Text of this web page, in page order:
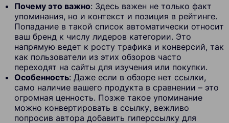
Почему это важно: Здесь важен не только факт
упоминания, но и контекст и позиция в рейтинге.
Попадание в такой список автоматически относит
ваш бренд к числу лидеров категории. Это
напрямую ведет к росту трафика и конверсий, так
как пользователи из этих обзоров часто
переходят на сайты для изучения или покупки.
Особенность: Даже если в обзоре нет ссылки,
само наличие вашего продукта в сравнении – это
огромная ценность. Позже такое упоминание
можно конвертировать в ссылку, вежливо
попросив автора добавить гиперссылку для